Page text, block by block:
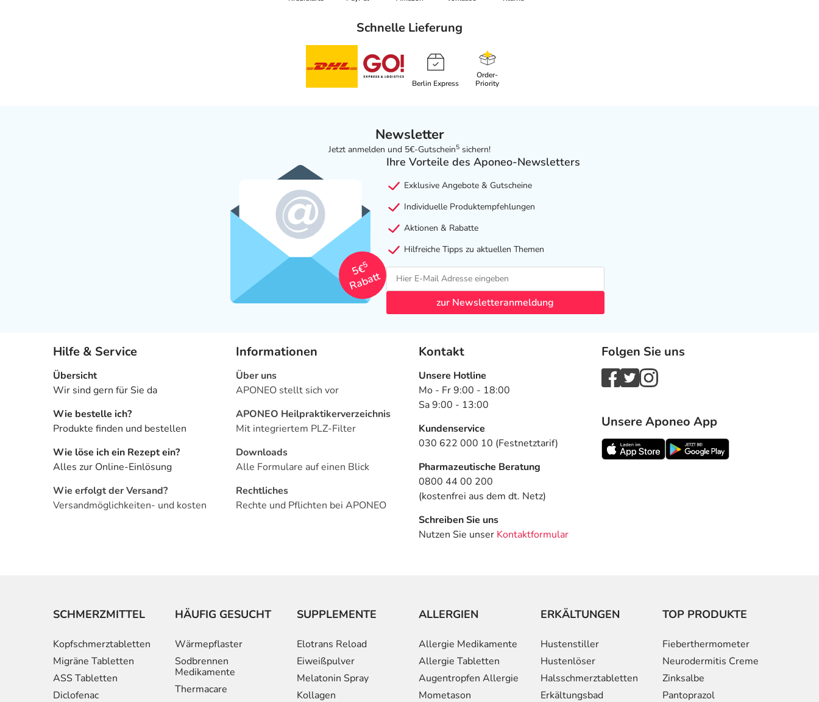
Schnelle Lieferung
Berlin Express
Order-
Priority
Newsletter
Jetzt anmelden und 5€-Gutschein5 sichern!
5€
5
Rabatt
Ihre Vorteile des Aponeo-Newsletters
Exklusive Angebote & Gutscheine
Individuelle Produktempfehlungen
Aktionen & Rabatte
Hilfreiche Tipps zu aktuellen Themen
zur Newsletteranmeldung
Hilfe & Service
Übersicht
Wir sind gern für Sie da
Wie bestelle ich?
Produkte finden und bestellen
Wie löse ich ein Rezept ein?
Alles zur Online-Einlösung
Wie erfolgt der Versand?
Versandmöglichkeiten- und kosten
Informationen
Über uns
APONEO stellt sich vor
APONEO Heilpraktikerverzeichnis
Mit integriertem PLZ-Filter
Downloads
Alle Formulare auf einen Blick
Rechtliches
Rechte und Pflichten bei APONEO
Kontakt
Unsere Hotline
Mo - Fr 9:00 - 18:00
Sa 9:00 - 13:00
Kundenservice
030 622 000 10 (Festnetztarif)
Pharmazeutische Beratung
0800 44 00 200
(kostenfrei aus dem dt. Netz)
Schreiben Sie uns
Nutzen Sie unser Kontaktformular
Folgen Sie uns
Unsere Aponeo App
SCHMERZMITTEL
Kopfschmerztabletten
Migräne Tabletten
ASS Tabletten
Diclofenac
HÄUFIG GESUCHT
Wärmepflaster
Sodbrennen
Medikamente
Thermacare
SUPPLEMENTE
Elotrans Reload
Eiweißpulver
Melatonin Spray
Kollagen
ALLERGIEN
Allergie Medikamente
Allergie Tabletten
Augentropfen Allergie
Mometason
ERKÄLTUNGEN
Hustenstiller
Hustenlöser
Halsschmerztabletten
Erkältungsbad
TOP PRODUKTE
Fieberthermometer
Neurodermitis Creme
Zinksalbe
Pantoprazol